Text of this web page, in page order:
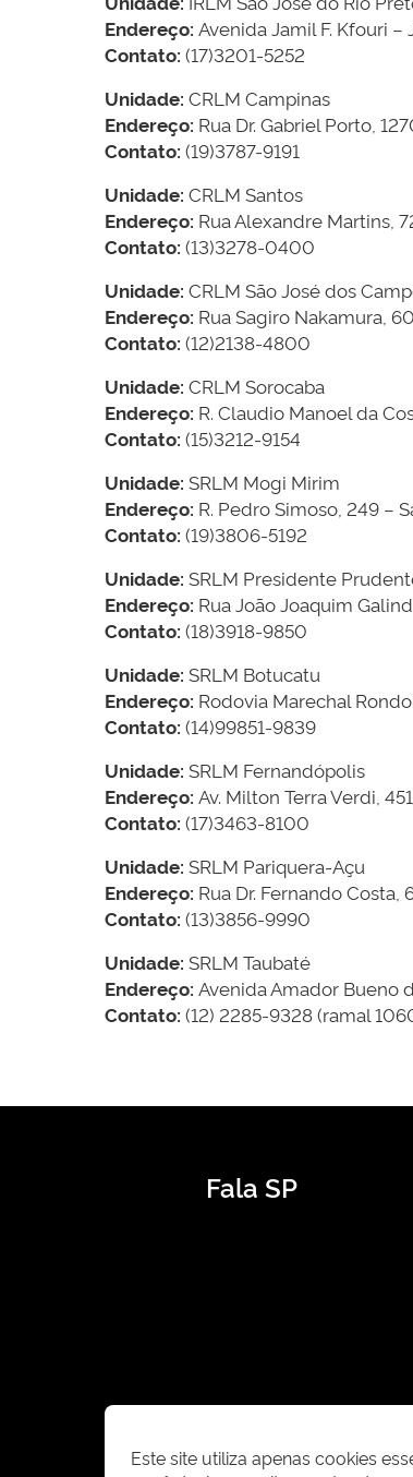
Endereço: Avenida Jamil F. Kfouri –
Contato: (17)3201-5252
Unidade: CRLM Campinas
Endereço: Rua Dr. Gabriel Porto,
Contato: (19)3787-9191
Unidade: CRLM Santos
Endereço: Rua Alexandre Martins,
Contato: (13)3278-0400
Unidade: CRLM São José dos
Endereço: Rua Sagiro Nakamura,
Contato: (12)2138-4800
Unidade: CRLM Sorocaba
Endereço: R. Claudio Manoel da
Contato: (15)3212-9154
Unidade: SRLM Mogi Mirim
Endereço: R. Pedro Simoso, 249 –
Contato: (19)3806-5192
Unidade: SRLM Presidente
Endereço: Rua João Joaquim
Contato: (18)3918-9850
Unidade: SRLM Botucatu
Endereço: Rodovia Marechal
Contato: (14)99851-9839
Unidade: SRLM Fernandópolis
Endereço: Av. Milton Terra Verdi,
Contato: (17)3463-8100
Unidade: SRLM Pariquera-Açu
Endereço: Rua Dr. Fernando Costa,
Contato: (13)3856-9990
Unidade: SRLM Taubaté
Endereço: Avenida Amador Bueno
Contato: (12) 2285-9328 (ramal
Fala SP
Este site utiliza apenas cookies